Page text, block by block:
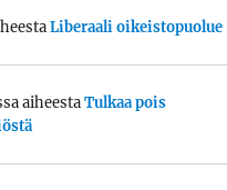
Liberaali oikeistopuolue
aiheestaTulkaa pois